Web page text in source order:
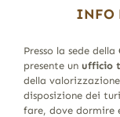
INFO
Presso la sede della
presente un ufficio
della
disposizione dei
fare, dove dormire